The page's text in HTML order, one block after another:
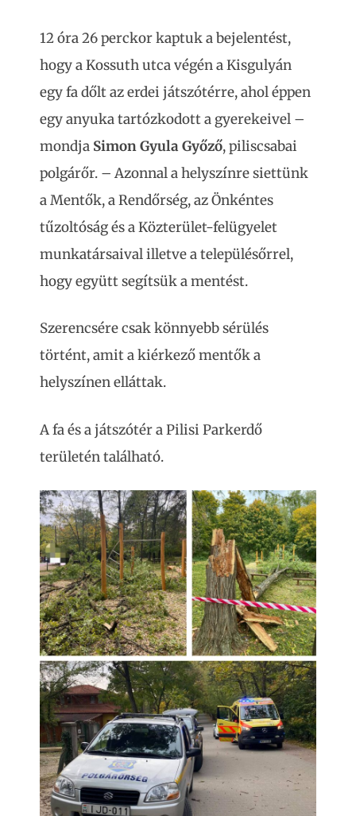
12 óra 26 perckor kaptuk a bejelentést,
hogy a Kossuth utca végén a Kisgulyán
egy fa dőlt az erdei játszótérre, ahol éppen
egy anyuka tartózkodott a gyerekeivel –
mondja Simon Gyula Győző, piliscsabai
polgárőr. – Azonnal a helyszínre siettünk
a Mentők, a Rendőrség, az Önkéntes
tűzoltóság és a Közterület-felügyelet
munkatársaival illetve a településőrrel,
hogy együtt segítsük a mentést.
Szerencsére csak könnyebb sérülés
történt, amit a kiérkező mentők a
helyszínen elláttak.
A fa és a játszótér a Pilisi Parkerdő
területén található.